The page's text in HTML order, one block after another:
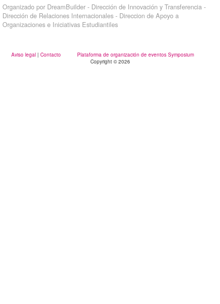
Organizado por DreamBuilder - Dirección de Innovación y Transferencia -
Dirección de Relaciones Internacionales - Direccion de Apoyo a
Organizaciones e Iniciativas Estudiantiles
Aviso legal | Contacto
Plataforma de organización de eventos Symposium
Copyright © 2026